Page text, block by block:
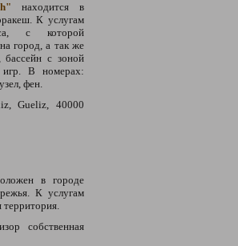
находится в
К услугам
с которой
город, а так же
бассейн с зоной
В номерах:
фен.
Gueliz, 40000
в городе
К услугам
территория.
собственная